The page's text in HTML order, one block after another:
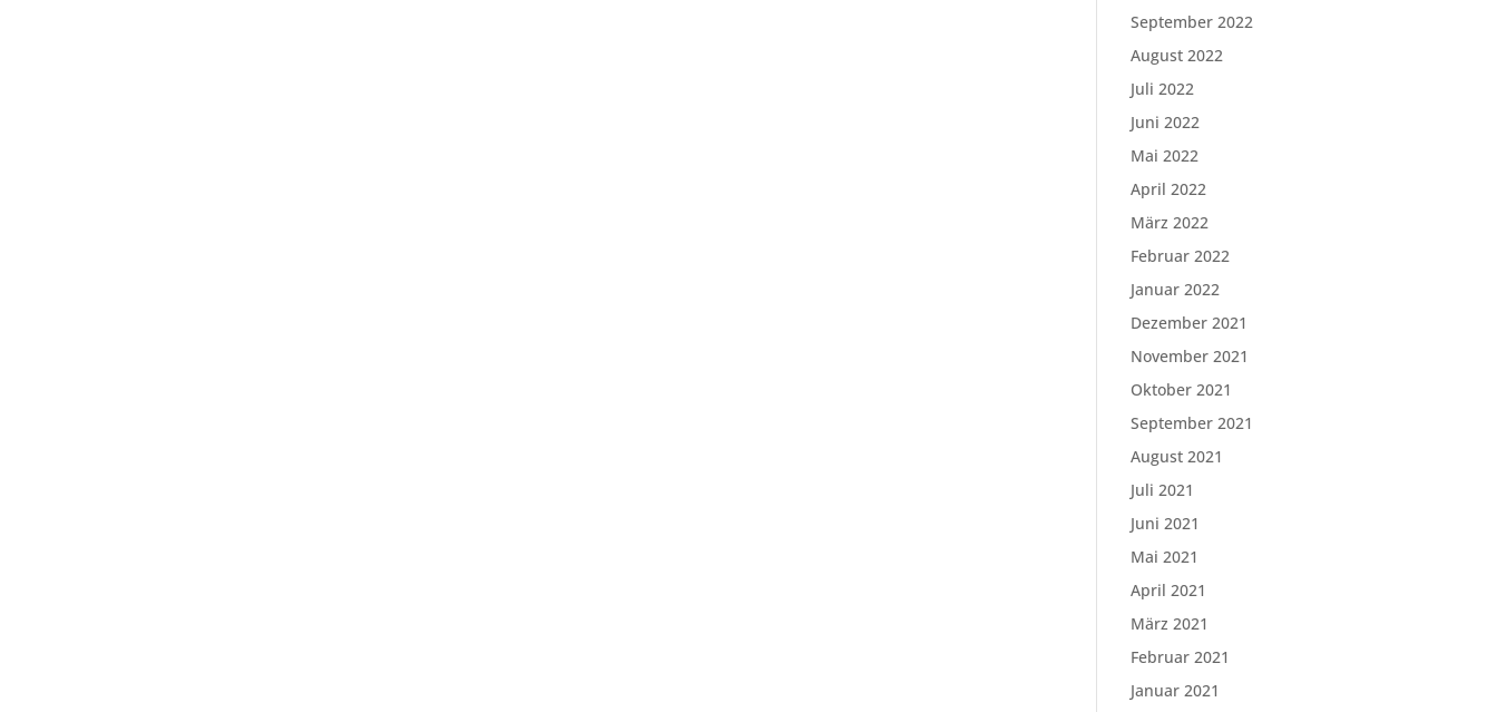
September 2022
August 2022
Juli 2022
Juni 2022
Mai 2022
April 2022
März 2022
Februar 2022
Januar 2022
Dezember 2021
November 2021
Oktober 2021
September 2021
August 2021
Juli 2021
Juni 2021
Mai 2021
April 2021
März 2021
Februar 2021
Januar 2021